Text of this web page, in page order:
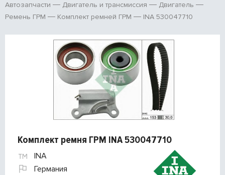
Автозапчасти Двигатель и трансмиссия
Двигатель
Ремень ГРМ
Комплект ремней ГРМ INA 530047710
Комплект ремня ГРМ INA 530047710
INA
Германия